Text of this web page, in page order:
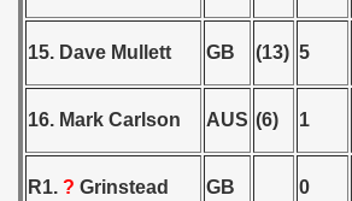
15. Dave Mullett GB (13) 5
16. Mark Carlson AUS (6) 1
R1. ? Grinstead GB 0
- 1962
- 1963
- 1964